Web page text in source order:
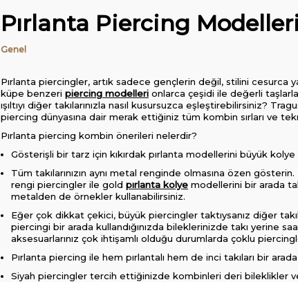
Pırlanta Piercing
Genel
Pırlanta piercingler, artık sadece gençlerin değil, stilini cesurca
küpe benzeri piercing modelleri onlarca çeşidi ile değerli
ışıltıyı diğer takılarınızla nasıl kusursuzca eşleştirebilirsiniz?
piercing dünyasına dair merak ettiğiniz tüm kombin sırları ve
Pırlanta piercing kombin önerileri nelerdir?
Gösterişli bir tarz için kıkırdak pırlanta modellerini büyük kolye
Tüm takılarınızın aynı metal renginde olmasına özen
rengi piercingler ile gold pırlanta kolye modellerini bir arada
metalden de örnekler kullanabilirsiniz.
Eğer çok dikkat çekici, büyük piercingler taktıysanız diğer
piercingi bir arada kullandığınızda bileklerinizde takı yerine
aksesuarlarınız çok ihtişamlı olduğu durumlarda çoklu
Pırlanta piercing ile hem pırlantalı hem de inci takıları bir
Siyah piercingler tercih ettiğinizde kombinleri deri bileklikler